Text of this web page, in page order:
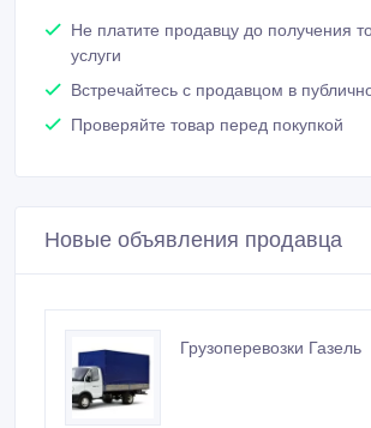
Не платите продавцу до получения
услуги
Встречайтесь с продавцом в
Проверяйте товар перед покупкой
Новые объявления продавца
Грузоперевозки Газель